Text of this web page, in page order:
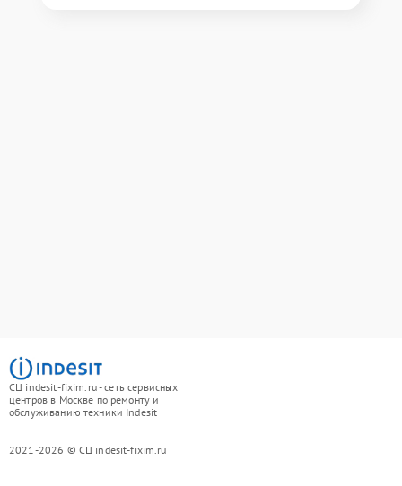
СЦ indesit-fixim.ru - сеть сервисных
центров в Москве по ремонту и
обслуживанию техники Indesit
2021-2026 © СЦ indesit-fixim.ru